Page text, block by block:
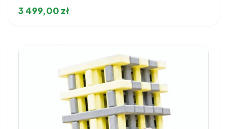
3 499,00 zł